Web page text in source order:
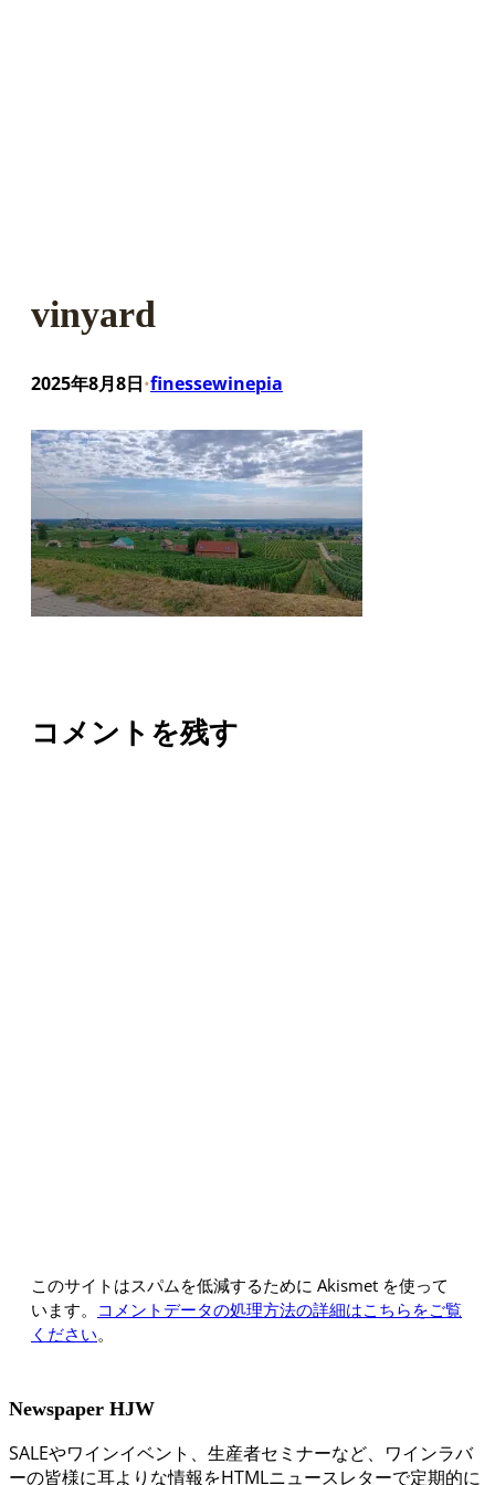
vinyard
2025年8月8日•finessewinepia
コメントを残す
このサイトはスパムを低減するために Akismet を使って
います。 コメントデータの処理方法の詳細はこちらをご覧
ください。
Newspaper HJW
SALEやワインイベント、生産者セミナーなど、ワインラバ
ーの皆様に耳よりな情報をHTMLニュースレターで定期的に